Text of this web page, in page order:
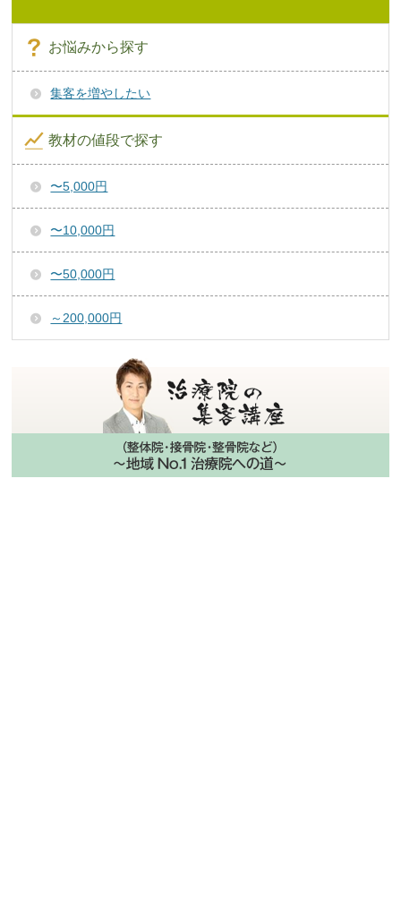
お悩みから探す
集客を増やしたい
教材の値段で探す
〜5,000円
〜10,000円
〜50,000円
～200,000円